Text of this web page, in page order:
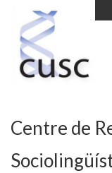
content
Centre de